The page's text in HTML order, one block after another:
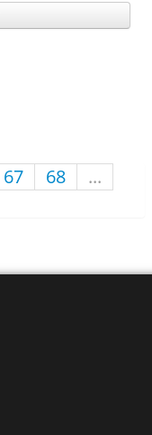
67 68
...